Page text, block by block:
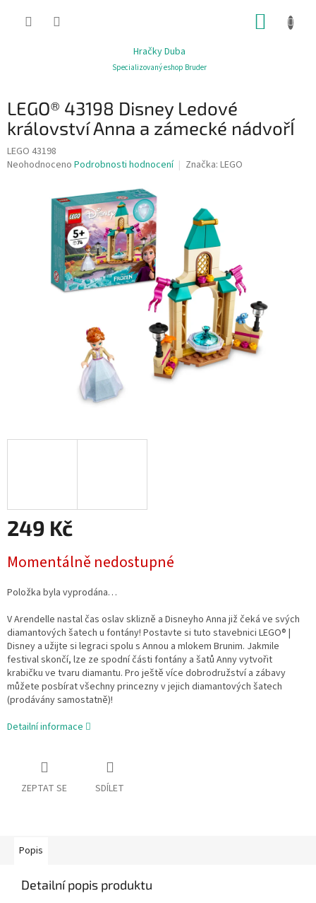
Hračky Duba
Specializovaný eshop Bruder
LEGO® 43198 Disney Ledové
království Anna a zámecké nádvořÍ
LEGO 43198
Průměrné
Neohodnoceno Podrobnosti hodnocení Značka: LEGO
249 Kč
cena:
Momentálně nedostupné
Položka byla vyprodána…
V Arendelle nastal čas oslav sklizně a Disneyho Anna již čeká ve svých
diamantových šatech u fontány! Postavte si tuto stavebnici LEGO® |
Disney a užijte si legraci spolu s Annou a mlokem Brunim. Jakmile
festival skončí, lze ze spodní části fontány a šatů Anny vytvořit
krabičku ve tvaru diamantu. Pro ještě více dobrodružství a zábavy
můžete posbírat všechny princezny v jejich diamantových šatech
(prodávány samostatně)!
Detailní informace
ZEPTAT SE SDÍLET
Popis
Detailní popis produktu